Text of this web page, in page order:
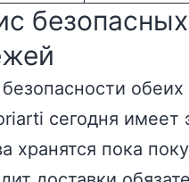
безопасных
обеих
сегодня имеет
хранятся пока